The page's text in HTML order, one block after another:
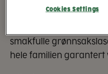
smakfulle
hele familien garantert
Cookies Settings